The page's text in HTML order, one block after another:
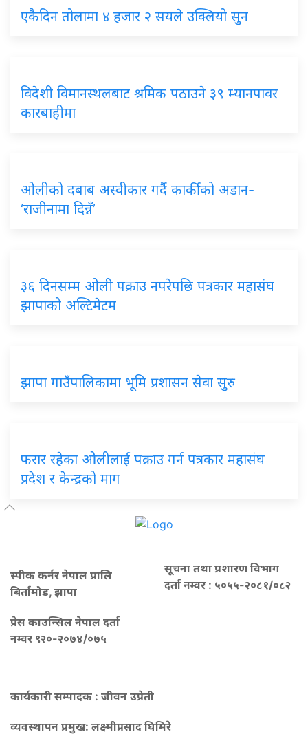
एकैदिन तोलामा ४ हजार २ सयले उक्लियो सुन
विदेशी विमानस्थलबाट श्रमिक पठाउने ३९ म्यानपावर
कारबाहीमा
ओलीको दबाब अस्वीकार गर्दै कार्कीको अडान-
‘राजीनामा दिन्नँ’
३६ दिनसम्म ओली पक्राउ नपरेपछि पत्रकार महासंघ
झापाको अल्टिमेटम
झापा गाउँपालिकामा भूमि प्रशासन सेवा सुरु
फरार रहेका ओलीलाई पक्राउ गर्न पत्रकार महासंघ
प्रदेश र केन्द्रको माग
स्पीक कर्नर नेपाल प्रालि
बिर्तामोड, झापा
प्रेस काउन्सिल नेपाल दर्ता
नम्वर ९२०-२०७४/०७५
सूचना तथा प्रशारण विभाग
दर्ता नम्वर : ५०५५-२०८१/०८२
कार्यकारी सम्पादक : जीवन उप्रेती
व्यवस्थापन प्रमुख: लक्ष्मीप्रसाद घिमिरे